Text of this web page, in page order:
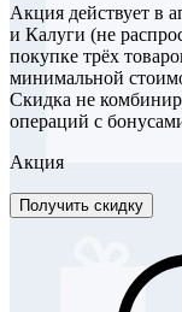
Акция действует в
и Калуги (не
покупке трёх
минимальной
Скидка не
операций с
Акция
Получить скидку